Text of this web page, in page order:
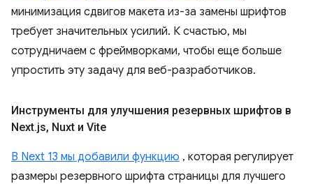
минимизация сдвигов макета из-за замены шрифтов
требует значительных усилий. К счастью, мы
сотрудничаем с фреймворками, чтобы еще больше
упростить эту задачу для веб-разработчиков.
Инструменты для улучшения резервных шрифтов в
Next.js, Nuxt и Vite
В Next 13 мы добавили функцию , которая регулирует
размеры резервного шрифта страницы для лучшего